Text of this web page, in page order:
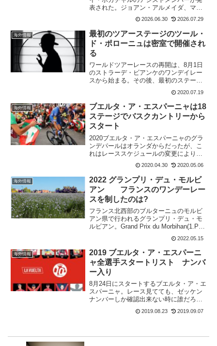
表された。ジョアン・アルメイダ、マル
ク・ソレルがいなくても、今大会で最も
優秀なメンバーがそろっている。UAE
Team Emirates - XRGFrom Cata...
2026.06.30 2026.07.29
海外情報
最初のツアーステージのツール・
ド・ポローニュは密室で開催され
る
ワールドツアーレースの再開は、8月1日
のストラーデ・ビアンケのワンデイレー
スから始まる。その後、最初のステージ
レースとなるツール・ド・ポローニュは8
月5日から始まる予定。だが、このポーラ
ンドで行われるレースは、どうやらファ
ンもメディアもない...
2020.07.19
海外情報
ブエルタ・ア・エスパーニャは18
ステージでバスクカントリーから
スタート
2020ブエルタ・ア・エスパーニャのグラ
ンデパールはオランダからだったが、こ
れはレーススケジュールの変更により、
キャンセルされた。この発表は4月29日だ
ったが、すぐに新しい発表があり、2020
ブエルタは18ステージで開催されること
が新しく発...
2020.04.30 2020.05.06
海外情報
2022 グランプリ・デュ・モルビ
アン フランスのワンデーレー
スを制したのは?
フランス北西部のブルターニュのモルビ
アン県で行われるグランプリ・デュ・モ
ルビアン。Grand Prix du Morbihan(1.Pro)
ブノワ・コヌフロワ 2018 アンドレ
ア・...
2022.05.15
海外情報
2019 ブエルタ・ア・エスパーニ
ャ全選手スタートリスト ナンバ
ー入り
8月24日にスタートするブエルタ・ア・エ
スパーニャ。レース見てても、ゼッケン
ナンバーしか確認出来ない時に誰だろ
う??となるので自分でも知っておきたい
と思ってました。ツール・ド・フランス
2019.08.23 2019.09.07